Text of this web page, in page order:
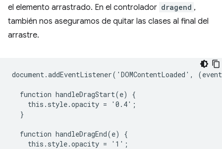
el elemento arrastrado. En el controlador dragend ,
también nos aseguramos de quitar las clases al final del
arrastre.
document.addEventListener('DOMContentLoaded',
  function handleDragStart(e) {
    this.style.opacity = '0.4';
  }
  function handleDragEnd(e) {
    this.style.opacity = '1';